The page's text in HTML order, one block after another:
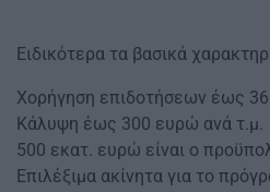
Ειδικότερα τα βασικά
Χορήγηση επιδοτήσεων έως
Κάλυψη έως 300 ευρώ ανά τ.μ.
500 εκατ. ευρώ είναι ο
Επιλέξιμα ακίνητα για το